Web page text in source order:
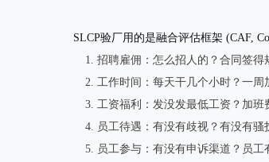
SLCP验厂用的是融合评估框架 (CAF,
招聘雇佣 ：怎么招人的？合同签得
工作时间 ：每天干几个小时？一周
工资福利
：发没发最低工资？加
员工待遇 ：有没有歧视？有没有骚
员工参与 ：有没有申诉渠道？员工